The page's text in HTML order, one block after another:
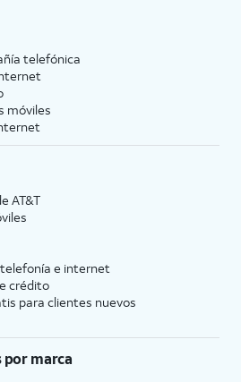
telefónica
móviles
AT&T
e internet
crédito
para clientes nuevos
marca